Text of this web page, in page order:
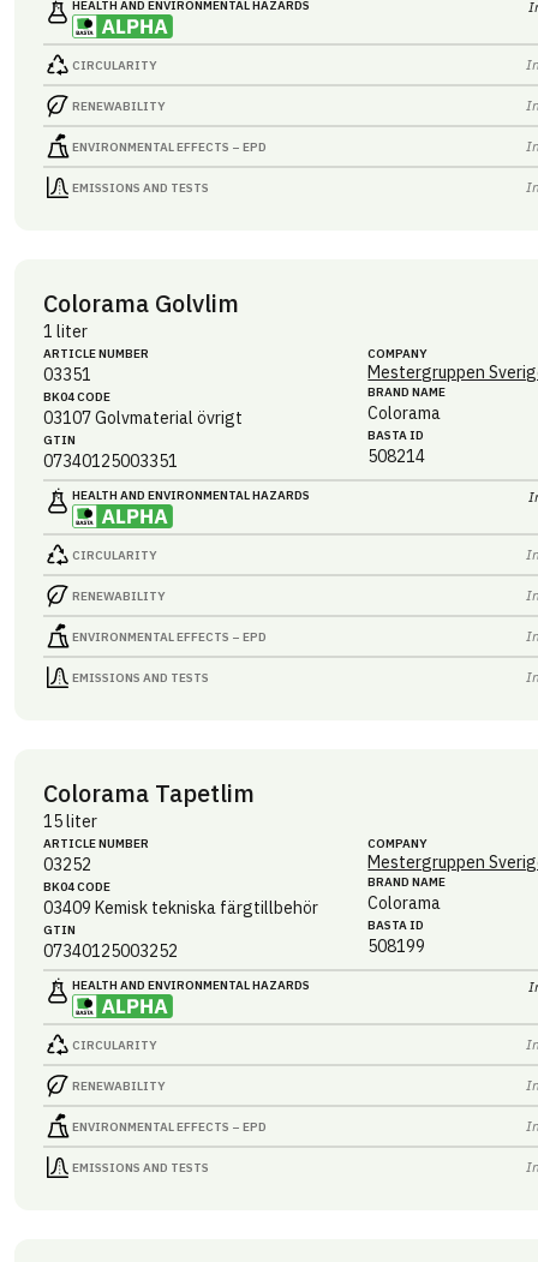
HEALTH AND ENVIRONMENTAL HAZARDS
CIRCULARITY
RENEWABILITY
ENVIRONMENTAL EFFECTS – EPD
EMISSIONS AND TESTS
Colorama Golvlim
1 liter
ARTICLE NUMBER
03351
BK04 CODE
03107Golvmaterial övrigt
GTIN
07340125003351
COMPANY
Mestergruppen
BRAND NAME
Colorama
BASTA ID
508214
HEALTH AND ENVIRONMENTAL HAZARDS
CIRCULARITY
RENEWABILITY
ENVIRONMENTAL EFFECTS – EPD
EMISSIONS AND TESTS
Colorama Tapetlim
15 liter
ARTICLE NUMBER
03252
BK04 CODE
03409 Kemisk tekniska färgtillbehör
GTIN
07340125003252
COMPANY
Mestergruppen
BRAND NAME
Colorama
BASTA ID
508199
HEALTH AND ENVIRONMENTAL HAZARDS
CIRCULARITY
RENEWABILITY
ENVIRONMENTAL EFFECTS – EPD
EMISSIONS AND TESTS